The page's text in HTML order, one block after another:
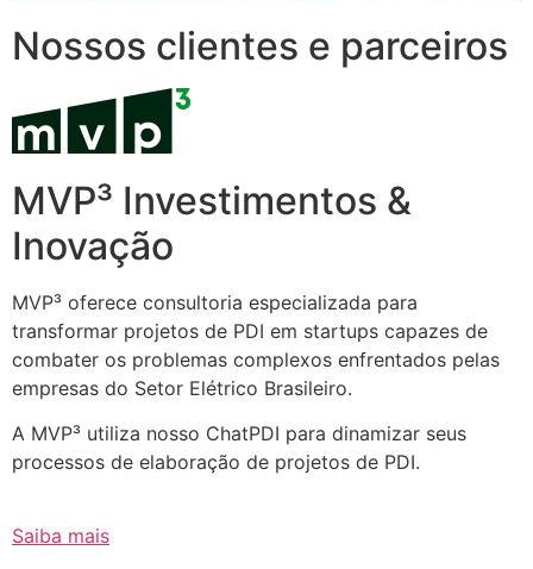
Nossos clientes e parceiros
MVP³ Investimentos &
Inovação
MVP³ oferece consultoria especializada para
transformar projetos de PDI em startups capazes de
combater os problemas complexos enfrentados pelas
empresas do Setor Elétrico Brasileiro.
A MVP³ utiliza nosso ChatPDI para dinamizar seus
processos de elaboração de projetos de PDI.
Saiba mais